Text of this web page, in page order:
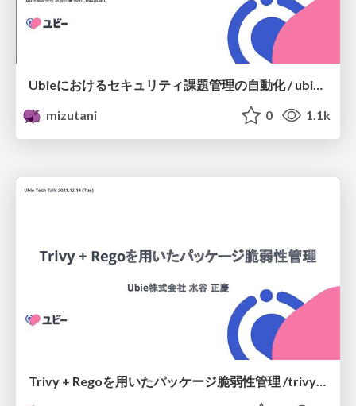
Ubieにおけるセキュリティ課題管理の自動化 / ubie-sec-issue-automation
mizutani
0 1.1k